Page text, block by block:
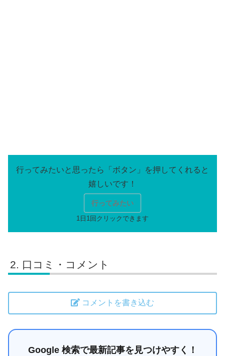
行ってみたい
口コミ・コメント
コメントを書き込む
Google 検索で最新記事を見つけやすく！